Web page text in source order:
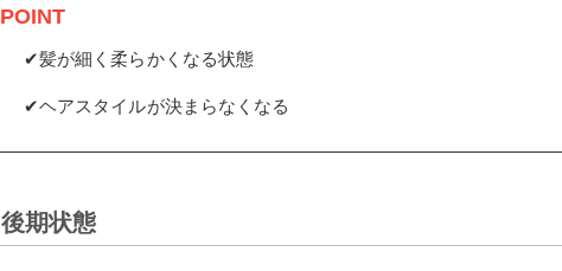
POINT
✔髪が細く柔らかくなる状態
✔ヘアスタイルが決まらなくなる
後期状態